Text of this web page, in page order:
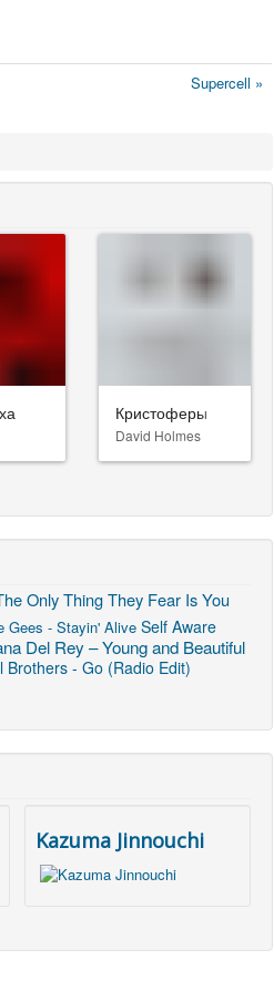
Supercell »
Кристоферы
David Holmes
Only Thing They Fear Is You
Gees - Stayin' Alive Self Aware
Del Rey – Young and Beautiful
Brothers - Go (Radio Edit)
Kazuma Jinnouchi